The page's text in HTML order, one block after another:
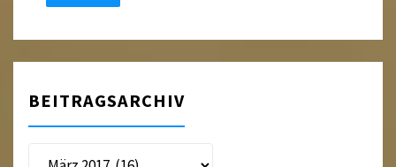
BEITRAGSARCHIV
Beitragsarchiv